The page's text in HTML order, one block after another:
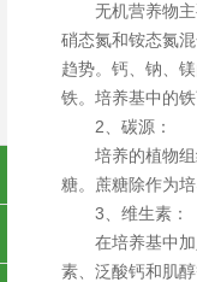
无机营养物主
硝态氮和铵态氮
趋势。钙、钠、
铁。培养基中的
2、碳源：
培养的植物组
糖。蔗糖除作为
3、维生素：
在培养基中加
素、泛酸钙和肌